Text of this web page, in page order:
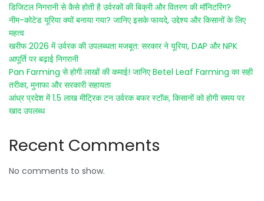
डिजिटल निगरानी से कैसे होती है उर्वरकों की बिक्री और वितरण की मॉनिटरिंग?
नीम-कोटेड यूरिया क्यों बनाया गया? जानिए इसके फायदे, उद्देश्य और किसानों के लिए
महत्व
खरीफ 2026 में उर्वरक की उपलब्धता मजबूत: सरकार ने यूरिया, DAP और NPK
आपूर्ति पर बढ़ाई निगरानी
Pan Farming से होगी लाखों की कमाई! जानिए Betel Leaf Farming का सही
तरीका, मुनाफा और सरकारी सहायता
आंध्र प्रदेश में 1.5 लाख मीट्रिक टन उर्वरक बफर स्टॉक, किसानों को होगी समय पर
खाद उपलब्ध
Recent Comments
No comments to show.